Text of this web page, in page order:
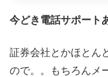
今どき電話サポート
証券会社とかほとん
ので。。もちろんメ